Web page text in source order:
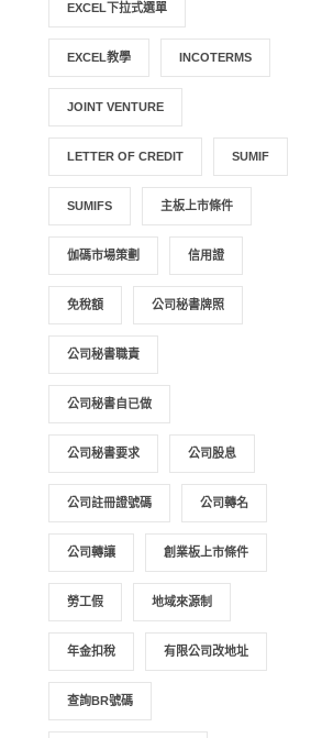
EXCEL下拉式選單
EXCEL教學 INCOTERMS
JOINT VENTURE
LETTER OF CREDIT SUMIF
SUMIFS 主板上市條件
伽碼市場策劃 信用證
免稅額 公司秘書牌照
公司秘書職責
公司秘書自已做
公司秘書要求 公司股息
公司註冊證號碼 公司轉名
公司轉讓 創業板上市條件
勞工假 地域來源制
年金扣稅 有限公司改地址
查詢BR號碼